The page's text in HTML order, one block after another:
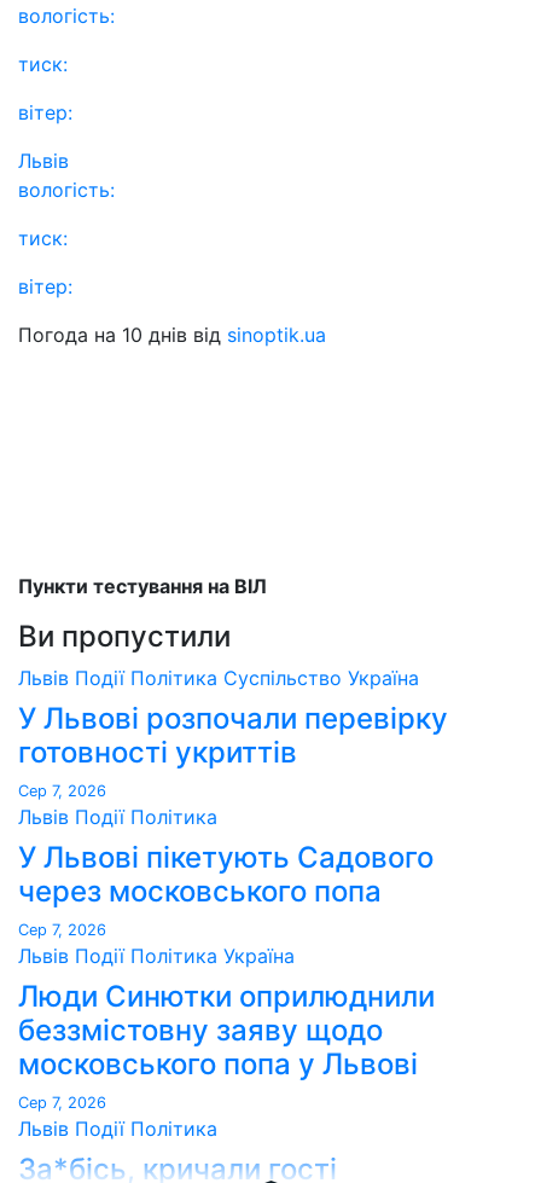
вологість:
тиск:
вітер:
Львів
вологість:
тиск:
вітер:
Погода на 10 днів від sinoptik.ua
Пункти тестування на ВІЛ
Ви пропустили
Львів Події Політика Суспільство Україна
У Львові розпочали перевірку
готовності укриттів
Сер 7, 2026
Львів Події Політика
У Львові пікетують Садового
через московського попа
Сер 7, 2026
Львів Події Політика Україна
Люди Синютки оприлюднили
беззмістовну заяву щодо
московського попа у Львові
Сер 7, 2026
Львів Події Політика
За*бісь, кричали гості